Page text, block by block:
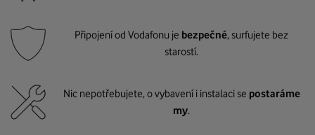
Připojení od Vodafonu je bezpečné, surfujete bez
starostí.
Nic nepotřebujete, o vybavení i instalaci se postaráme
my.